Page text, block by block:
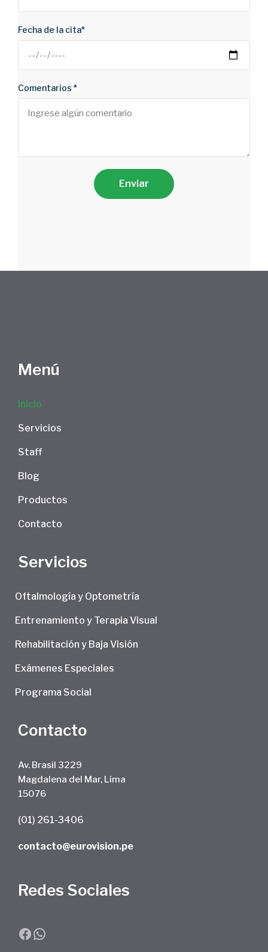
Fecha de la cita*
Comentarios *
Menú
Inicio
Servicios
Staff
Blog
Productos
Contacto
Servicios
Oftalmología y Optometría
Entrenamiento y Terapia Visual
Rehabilitación y Baja Visión
Exámenes Especiales
Programa Social
Contacto
Av. Brasil 3229
Magdalena del Mar, Lima
15076
(01) 261-3406
contacto@eurovision.pe
Redes Sociales